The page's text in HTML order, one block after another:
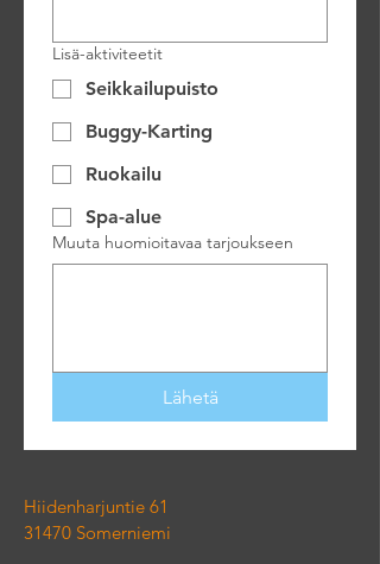
Lisä-aktiviteetit
Seikkailupuisto
Buggy-Karting
Ruokailu
Spa-alue
Muuta huomioitavaa tarjoukseen
Lähetä
Hiidenharjuntie 61
31470 Somerniemi